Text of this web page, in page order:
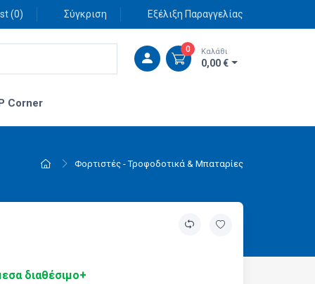
(0) Σύγκριση Εξέλιξη Παραγγελίας
0 Καλάθι
0,00 €
Corner
Φορτιστές - Τροφοδοτικά & Μπαταρίες
διαθέσιμο+